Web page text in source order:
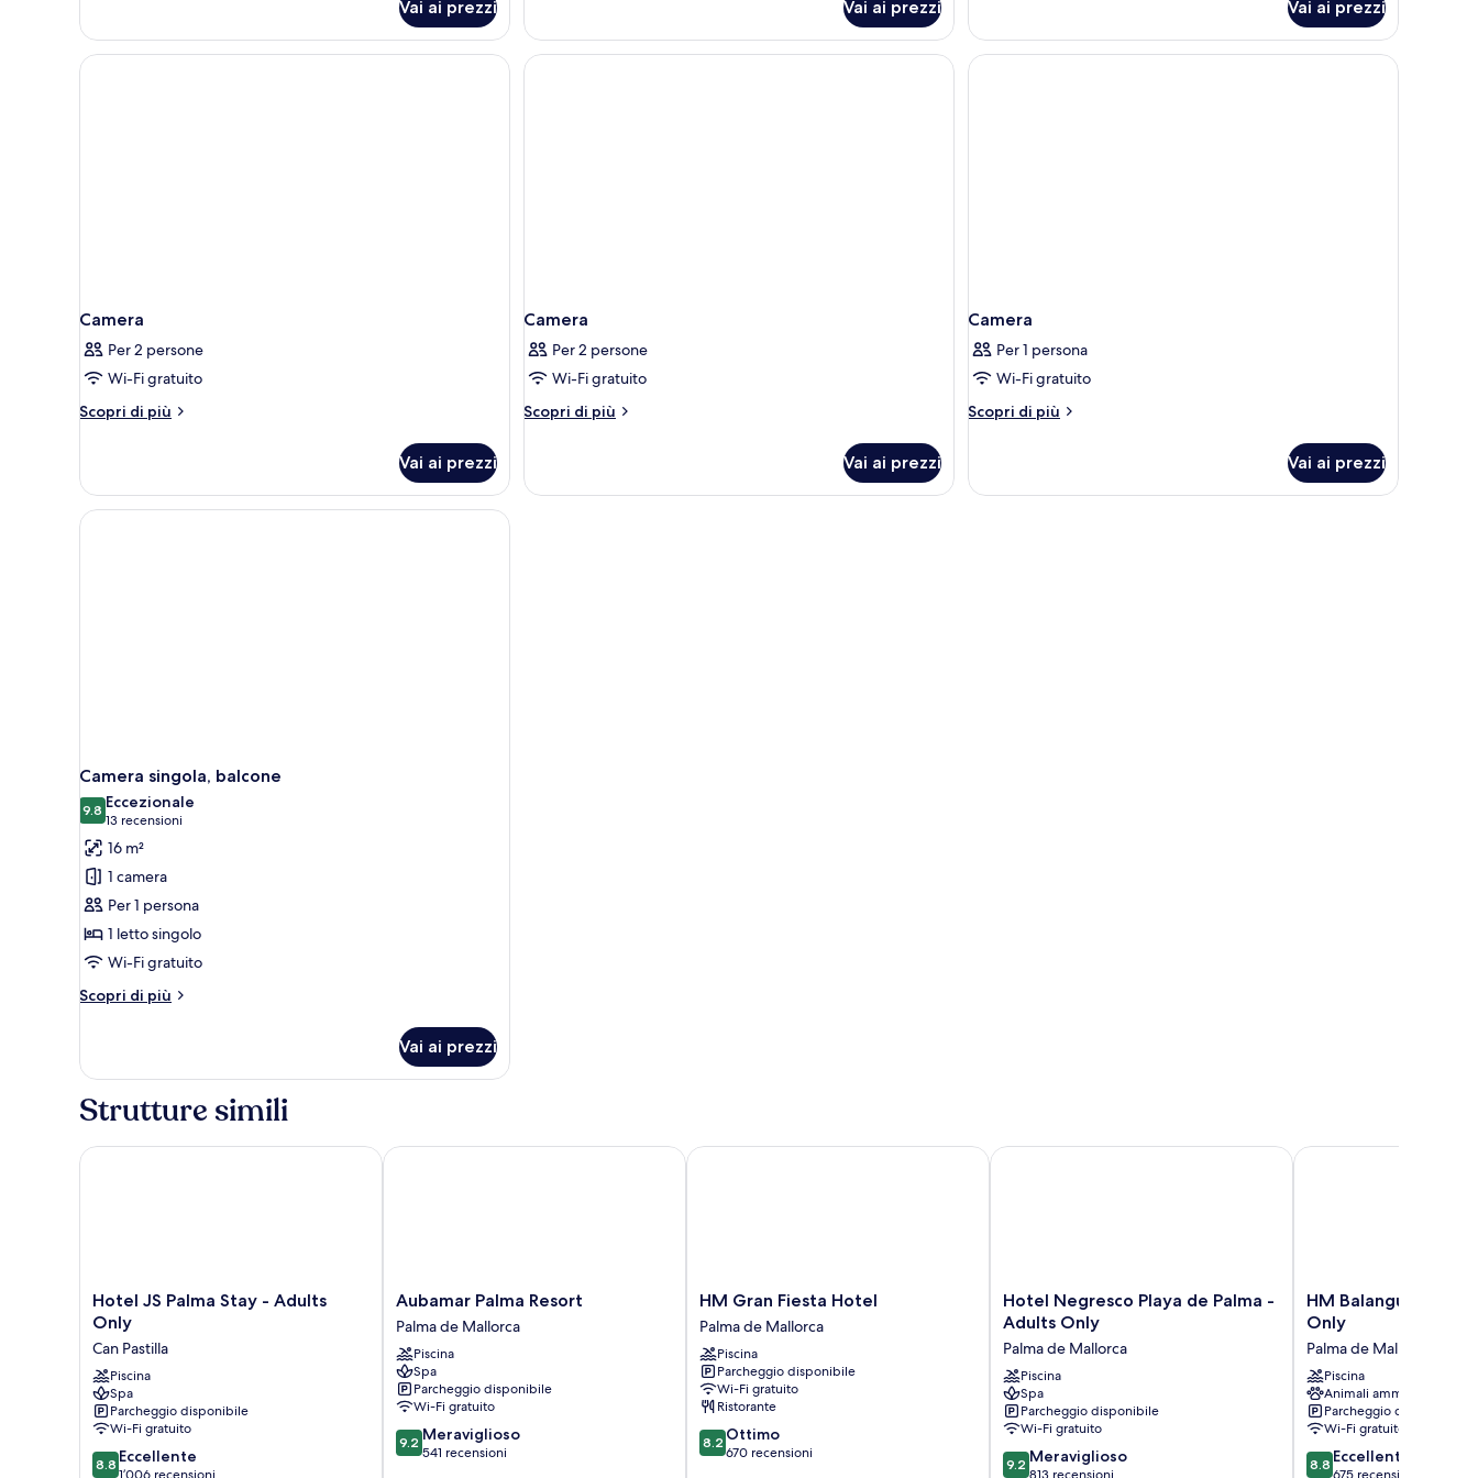
Superior,
balcone,
vista
Vai ai prezzi
Superior,
balcone,
vista
Vai ai prezzi
Junior,
balcone,
vista
Vai ai prezzi
Camera
Per 2 persone
Wi-Fi gratuito
Scopri di più
Altri
Vai ai prezzi
Camera
Per 2 persone
Wi-Fi gratuito
Scopri di più
Altri
Vai ai prezzi
Camera
Per 1 persona
Wi-Fi gratuito
Scopri di più
Altri
Vai ai prezzi
Camera singola, balcone
9.89.8 su 10
Eccezionale
13 recensioni
(13
recensioni)
16 m²
1 camera
Per 1 persona
1 letto singolo
Wi-Fi gratuito
Scopri di più
Altri
singola,
Vai ai prezzi
Strutture simili
Hotel
JS
Palma
Stay
-
Adults
Only
Can
Pastilla
Hotel JS Palma Stay - Adults
Only
Can Pastilla
Piscina
Spa
Parcheggio disponibile
Wi-Fi gratuito
8.8
8.8 Eccellente
Hotel JS Palma Stay - Adults Only
Aubamar
Palma
Resort
Palma
de
Mallorca
Aubamar Palma Resort
Palma de Mallorca
Piscina
Spa
Parcheggio disponibile
Wi-Fi gratuito
9.2
su
9.2 Meraviglioso
541 recensioni
Aubamar Palma Resort
HM
Gran
Fiesta
Hotel
Palma
de
Mallorca
HM Gran Fiesta Hotel
Palma de Mallorca
Piscina
Parcheggio disponibile
Wi-Fi gratuito
Ristorante
8.2
su
8.2 Ottimo
670 recensioni
HM Gran Fiesta Hotel
Hotel
Negresco
de
Palma
-
Adults
Only
Palma
Hotel Negresco Playa de Palma -
Adults Only
Palma de Mallorca
Piscina
Spa
Parcheggio disponibile
Wi-Fi gratuito
9.2
9.2 Meraviglioso
Hotel Negresco Playa de Palma - Adults Only
HM
Balanguera
Beach-
Adults
Only
Palma
de
Mallorca
HM Balanguera
Only
Palma de Mallorca
Piscina
Animali ammessi
Parcheggio disponibile
Wi-Fi gratuito
8.8
8.8 Eccellente
HM Balanguera